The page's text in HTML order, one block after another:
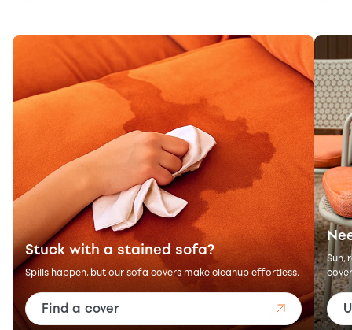
Stuck with a stained sofa?
Spills happen, but our sofa covers make cleanup effortless.
Find a cover
Sun,